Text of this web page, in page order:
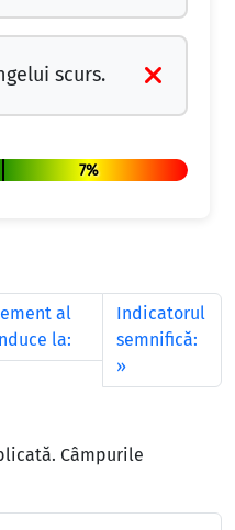
scurs.
7%
al
la:
Indicatorul
semnifică:
Câmpurile